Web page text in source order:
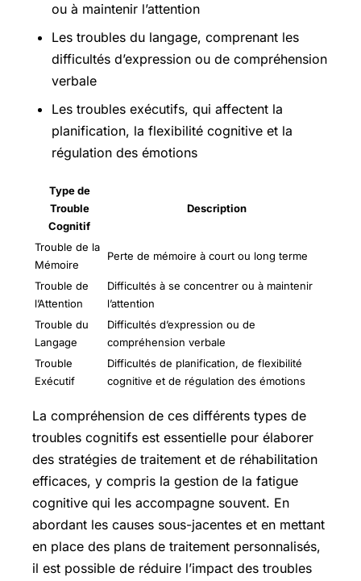
ou à maintenir l’attention
Les troubles du langage, comprenant les
difficultés d’expression ou de compréhension
verbale
Les troubles exécutifs, qui affectent la
planification, la flexibilité cognitive et la
régulation des émotions
Type de
Trouble
Cognitif
Description
Trouble de la
Mémoire
Perte de mémoire à court ou long terme
Trouble de
l’Attention
Difficultés à se concentrer ou à maintenir
l’attention
Trouble du
Langage
Difficultés d’expression ou de
compréhension verbale
Trouble
Exécutif
Difficultés de planification, de flexibilité
cognitive et de régulation des émotions
La compréhension de ces différents types de
troubles cognitifs est essentielle pour élaborer
des stratégies de traitement et de réhabilitation
efficaces, y compris la gestion de la fatigue
cognitive qui les accompagne souvent. En
abordant les causes sous-jacentes et en mettant
en place des plans de traitement personnalisés,
il est possible de réduire l’impact des troubles